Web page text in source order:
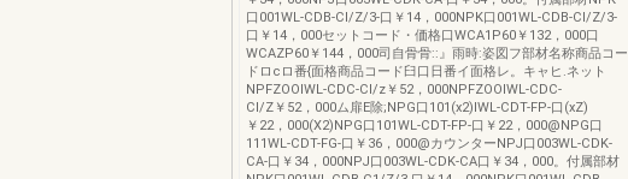
口001WL-CDB-Cl/Z/3-口￥14，000NPK口001WL-CDB-Cl/Z/3-
口￥14，000セットコード・価格口WCA1P60￥132，000口
WCAZP60￥144，000司自骨骨::』雨時:姿図フ部材名称商品コー
ドロcロ番{面格商品コード臼口日番イ面格レ。キャヒ.ネット
NPFZOOlWL-CDC-Cl/z￥52，000NPFZOOlWL-CDC-
Cl/Z￥52，000ム扉E除;NPG口101(x2)lWL-CDT-FP-口(xZ)
￥22，000(X2)NPG口101WL-CDT-FP-口￥22，000@NPG口
111WL-CDT-FG-口￥36，000@カウンターNPJ口003WL-CDK-
CA-口￥34，000NPJ口003WL-CDK-CA口￥34，000。付属部材